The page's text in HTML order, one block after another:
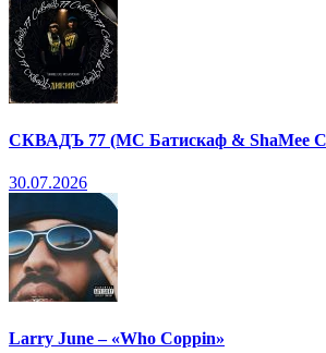
СКВАДЪ 77 (МС Батискаф & ShaMee
30.07.2026
Larry June – «Who Coppin»